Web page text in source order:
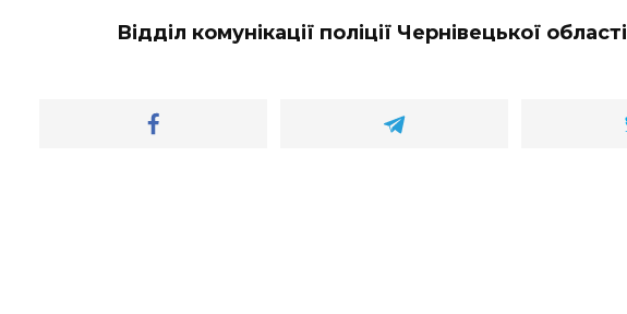
Відділ комунікації поліції Чернівецької області